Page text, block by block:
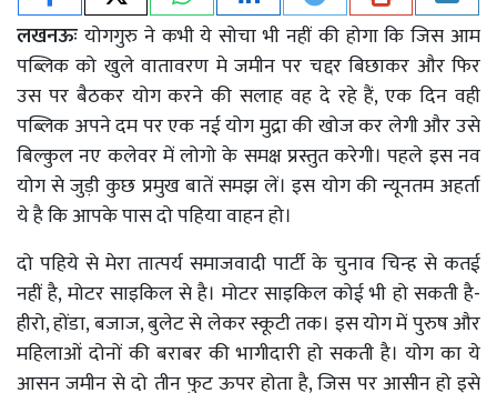
लखनऊः योगगुरु ने कभी ये सोचा भी नहीं की होगा कि जिस आम
पब्लिक को खुले वातावरण मे जमीन पर चद्दर बिछाकर और फिर
उस पर बैठकर योग करने की सलाह वह दे रहे हैं,एक दिन वही
पब्लिक अपने दम पर एक नई योग मुद्रा की खोज कर लेगी और उसे
बिल्कुल नए कलेवर में लोगो के समक्ष प्रस्तुत करेगी। पहले इस नव
योग से जुड़ी कुछ प्रमुख बातें समझ लें। इस योग की न्यूनतम अहर्ता
ये है कि आपके पास दो पहिया वाहन हो।
दो पहिये से मेरा तात्पर्य समाजवादी पार्टी के चुनाव चिन्ह से कतई
नहीं है,मोटर साइकिल से है। मोटर साइकिल कोई भी हो सकती है-
हीरो,होंडा,बजाज,बुलेट से लेकर स्कूटी तक। इस योग में पुरुष और
महिलाओं दोनों की बराबर की भागीदारी हो सकती है। योग का ये
आसन जमीन से दो तीन फुट ऊपर होता है,जिस पर आसीन हो इसे